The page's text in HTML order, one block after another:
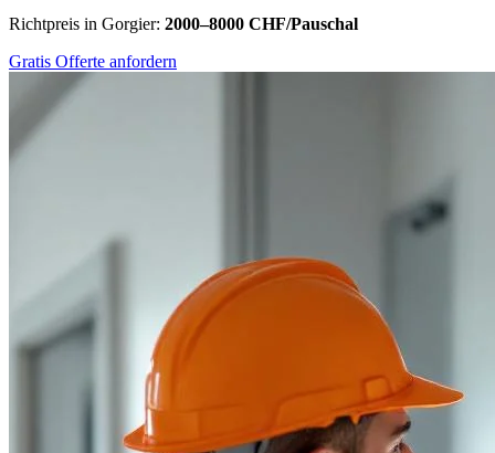
Richtpreis in Gorgier: 2000–8000 CHF/Pauschal
Gratis Offerte anfordern